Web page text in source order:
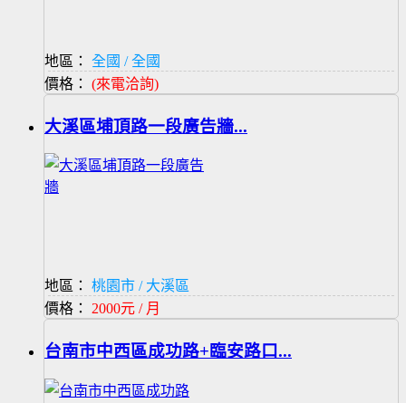
地區：
全國 / 全國
價格： (來電洽詢)
大溪區埔頂路一段廣告牆...
地區：
桃園市 / 大溪區
價格： 2000元 / 月
台南市中西區成功路+臨安路口...